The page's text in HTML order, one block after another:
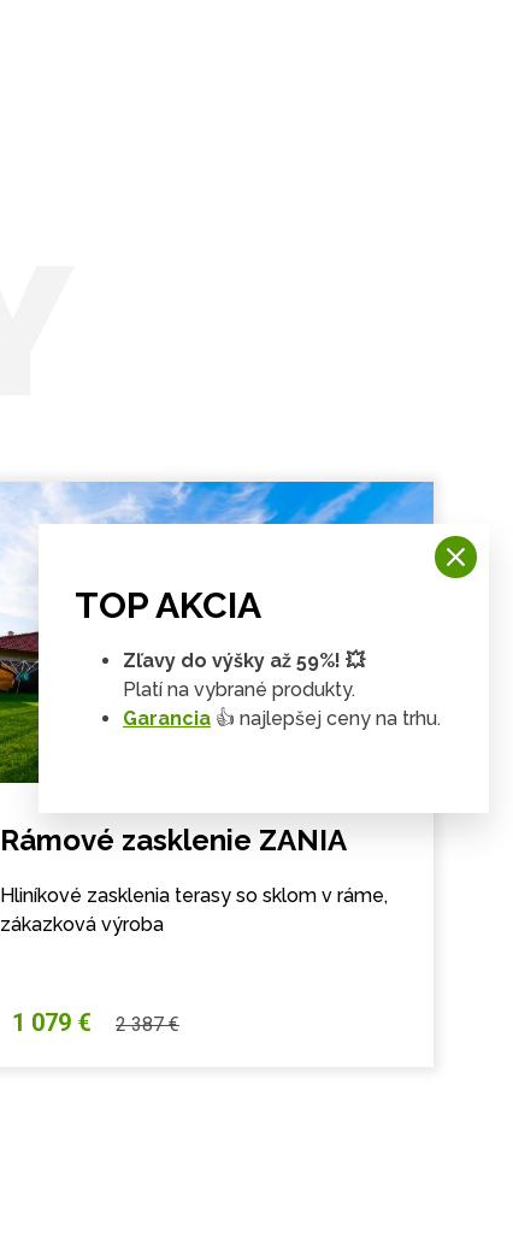
Rámové zasklenie ZANIA
Hliníkové zasklenia terasy so sklom v ráme,
zákazková výroba
1 079 € 2 387 €
TOP AKCIA
Zľavy do výšky až 59%! 💥
Platí na vybrané produkty.
Garancia 👍 najlepšej ceny na trhu.